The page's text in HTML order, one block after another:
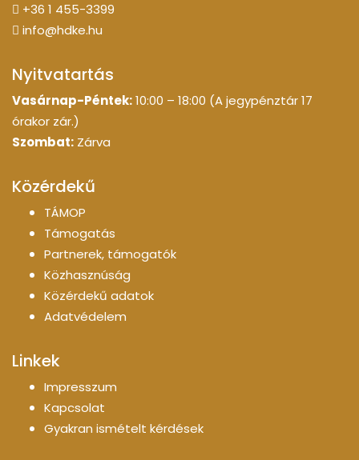
+36 1 455-3399
info@hdke.hu
Nyitvatartás
Vasárnap-Péntek:10:00 – 18:00 (A jegypénztár 17
órakor zár.)
Szombat: Zárva
Közérdekű
TÁMOP
Támogatás
Partnerek, támogatók
Közhasznúság
Közérdekű adatok
Adatvédelem
Linkek
Impresszum
Kapcsolat
Gyakran ismételt kérdések